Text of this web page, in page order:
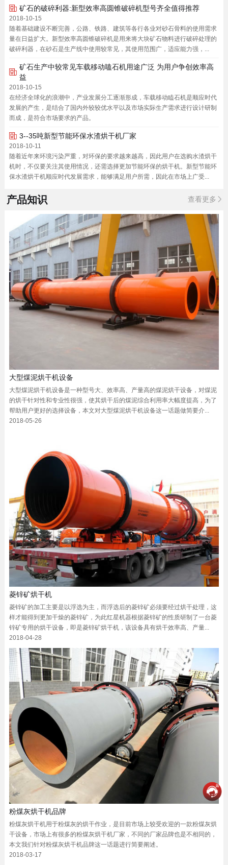
矿石的破碎利器:新型效率高圆锥破碎机型号齐全值得推荐
2018-10-15
随着基础建设不断完善，公路、铁路、建筑等各行各业对砂石骨料的使用需求
量在日益扩大。新型效率高圆锥破碎机是用来将大块矿石物料进行破碎处理的
破碎利器，在砂石是生产线中使用较常见，其使用范围广，适应能力强，...
矿石生产中较常见车载移动嗑石机用途广泛 为用户争创效率高
益
2018-10-15
在经济全球化的浪潮中，产业发展分工逐渐形成，车载移动瞌石机是顺应时代
发展的产生，是结合了国内外较较优水平以及市场实际生产需求进行设计研制
而成，是符合市场要求的产品。
3--35吨新型节能环保水渣烘干机厂家
2018-10-11
随着近年来环境污染严重，对环保的要求越来越高，因此用户在选购水渣烘干
机时，不仅要关注其使用情况，还需选择更加节能环保的烘干机。新型节能环
保水渣烘干机顺应时代发展需求，能够满足用户所需，因此在市场上广受...
产品知识 查看更多
大型煤泥烘干机设备
大型煤泥烘干机设备是一种型号大、效率高、产量高的煤泥烘干设备，对煤泥
的烘干针对性和专业性很强，使其烘干后的煤泥综合利用率大幅度提高，为了
帮助用户更好的选择设备，本文对大型煤泥烘干机设备这一话题做简要介...
2018-05-26
菱锌矿烘干机
菱锌矿的加工主要是以浮选为主，而浮选后的菱锌矿必须要经过烘干处理，这
样才能得到更加干燥的菱锌矿，为此红星机器根据菱锌矿的性质研制了一台菱
锌矿专用的烘干设备，即是菱锌矿烘干机，该设备具有烘干效率高、产量...
2018-04-28
粉煤灰烘干机品牌
粉煤灰烘干机用于粉煤灰的烘干作业，是目前市场上较受欢迎的一款粉煤灰烘
干设备，市场上有很多的粉煤灰烘干机厂家，不同的厂家品牌也是不相同的，
本文我们针对粉煤灰烘干机品牌这一话题进行简要阐述。
2018-03-17